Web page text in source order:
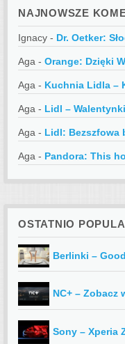
NAJNOWSZE
Ignacy - Dr. Oetker:
Aga - Orange: Dzięki
Aga - Kuchnia Lidla –
Aga - Lidl –
Aga - Lidl: Bezszfowa
Aga - Pandora: This
OSTATNIO
Berlinki –
NC+ – Zobacz
Sony – Xperia